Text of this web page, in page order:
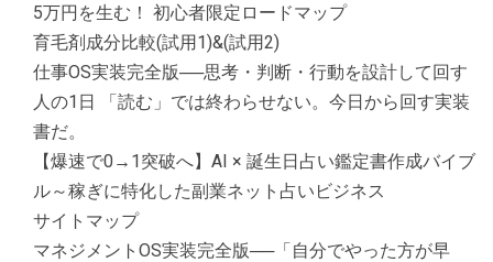
5万円を生む！ 初心者限定ロードマップ
育毛剤成分比較(試用1)&(試用2)
仕事OS実装完全版──思考・判断・行動を設計して回す
人の1日 「読む」では終わらせない。今日から回す実装
書だ。
【爆速で0→1突破へ】AI × 誕生日占い鑑定書作成バイブ
ル～稼ぎに特化した副業ネット占いビジネス
サイトマップ
マネジメントOS実装完全版──「自分でやった方が早